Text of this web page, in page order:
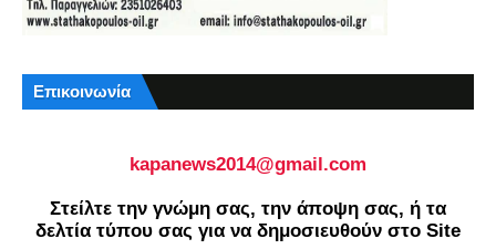
Επικοινωνία
kapanews2014@gmail.com
Στείλτε την γνώμη σας, την άποψη σας, ή τα
δελτία τύπου σας για να δημοσιευθούν στο Site